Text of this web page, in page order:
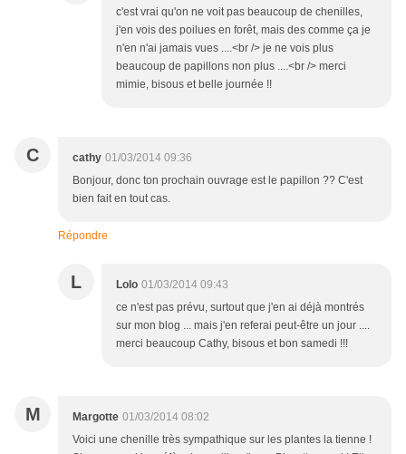
c'est vrai qu'on ne voit pas beaucoup de chenilles,
j'en vois des poilues en forêt, mais des comme ça je
n'en n'ai jamais vues ....<br /> je ne vois plus
beaucoup de papillons non plus ....<br /> merci
mimie, bisous et belle journée !!
C cathy 01/03/2014 09:36
Bonjour, donc ton prochain ouvrage est le papillon ?? C'est
bien fait en tout cas.
Répondre
L Lolo 01/03/2014 09:43
ce n'est pas prévu, surtout que j'en ai déjà montrés
sur mon blog ... mais j'en referai peut-être un jour ....
merci beaucoup Cathy, bisous et bon samedi !!!
M Margotte 01/03/2014 08:02
Voici une chenille très sympathique sur les plantes la tienne !